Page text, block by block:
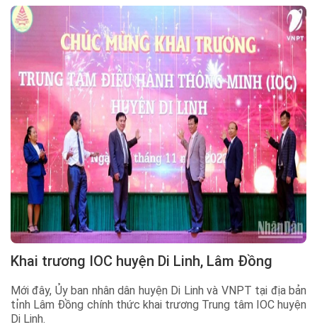
Khai trương IOC huyện Di Linh, Lâm Đồng
Mới đây, Ủy ban nhân dân huyện Di Linh và VNPT tại địa bản
tỉnh Lâm Đồng chính thức khai trương Trung tâm IOC huyện
Di Linh.